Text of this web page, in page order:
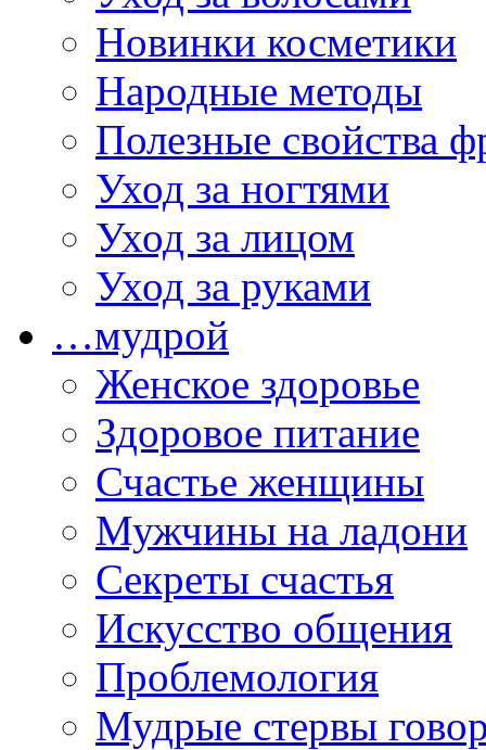
Новинки косметики
Народные методы
Полезные свойства
Уход за ногтями
Уход за лицом
Уход за руками
…мудрой
Женское здоровье
Здоровое питание
Счастье женщины
Мужчины на ладони
Секреты счастья
Искусство общения
Проблемология
Мудрые стервы